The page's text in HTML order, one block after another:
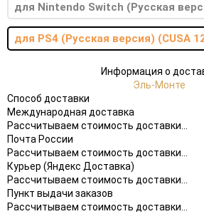
для Nintendo Switch (Русская
для PS4 (Русская версия) (CUSA
Информация о
Эль-Монте
Способ доставки
Международная доставка
Рассчитываем стоимость доставки...
Почта России
Рассчитываем стоимость доставки...
Курьер (Яндекс Доставка)
Рассчитываем стоимость доставки...
Пункт выдачи заказов
Рассчитываем стоимость доставки...